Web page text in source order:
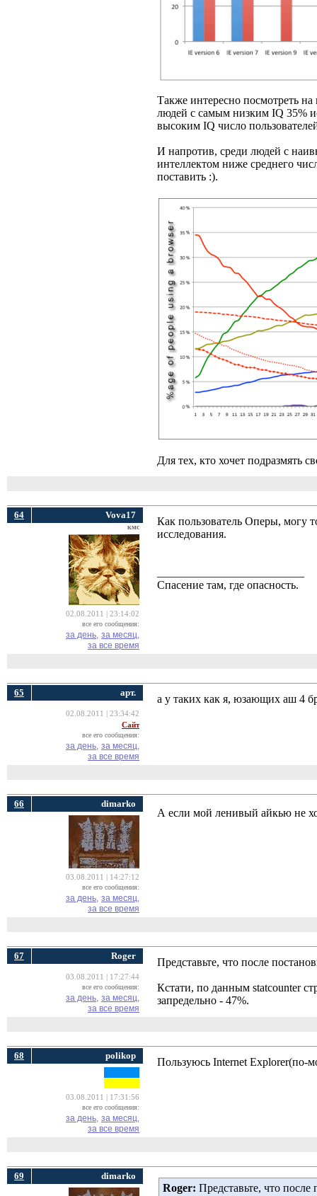
Также интересно посмотреть
людей с самым низким IQ 35%
высоким IQ число
И напротив, среди людей с
интеллектом ниже среднего
поставить :).
Для тех, кто хочет подразмять
64 Vova17
кмс
02.08.2011 | 23:14:02
все его сообщения:
за день, за месяц,
за все время
Как пользователь Оперы, могу
исследования.
Спасение там, где опасность.
65 арт.
02.08.2011 | 23:34:42
Сайт
все его сообщения:
за день, за месяц,
за все время
а у таких как я, юзающих аш 4
66 dimarko
03.08.2011 | 14:27:12
все его сообщения:
за день, за месяц,
за все время
А если мой ленивый айкью не
67 Roger
03.08.2011 | 17:27:44
все его сообщения:
за день, за месяц,
за все время
Представьте, что после
Кстати, по данным statcounter
запредельно - 47%.
68 polikop
03.08.2011 | 17:31:56
все его сообщения:
за день, за месяц,
за все время
Пользуюсь Internet Explorer(по-
69 dimarko
Roger: Представьте, что